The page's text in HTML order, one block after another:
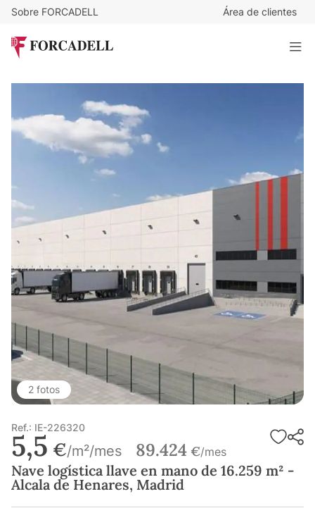
Sobre FORCADELL Área de clientes
Nave logística llave en mano de 16.259 m² - Alcala de
Henares, Madrid
2 fotos
Ref.: IE-226320
5,5 €/m²/mes 89.424 €/mes
Nave logística llave en mano de 16.259 m² -
Alcala de Henares, Madrid